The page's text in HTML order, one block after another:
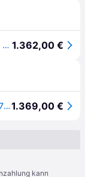
512 GB 5G Smartphone 17 cm (6.7 Zoll) 3,5 GHz Android 200 MP Dual Kamera Dual Sim WiFi 7 (Titanium Icy Blue) Galaxy S25 Edge 1.362,00 €
Galaxy S25 Edge 512 GB 5G Smartphone 17 cm (6.7 Zoll) 3,5 GHz Android 200 MP Dual Kamera Dual Sim WiFi 7 (Titanium Icy Blue) (Versandkostenfrei)1.369,00 €
kann